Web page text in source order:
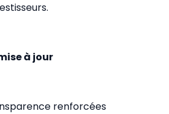
à jour
renforcées